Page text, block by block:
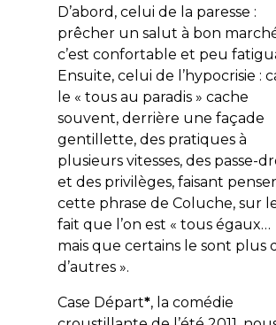
D’abord, celui de la paresse :
prêcher un salut à bon
c’est confortable et peu
Ensuite, celui de l’hypocrisie :
le « tous au paradis » cache
souvent, derrière une façade
gentillette, des pratiques à
plusieurs vitesses, des passe-
et des privilèges, faisant
cette phrase de Coluche, sur
fait que l’on est « tous égaux…
mais que certains le sont plus
d’autres ».
Case Départ*, la comédie